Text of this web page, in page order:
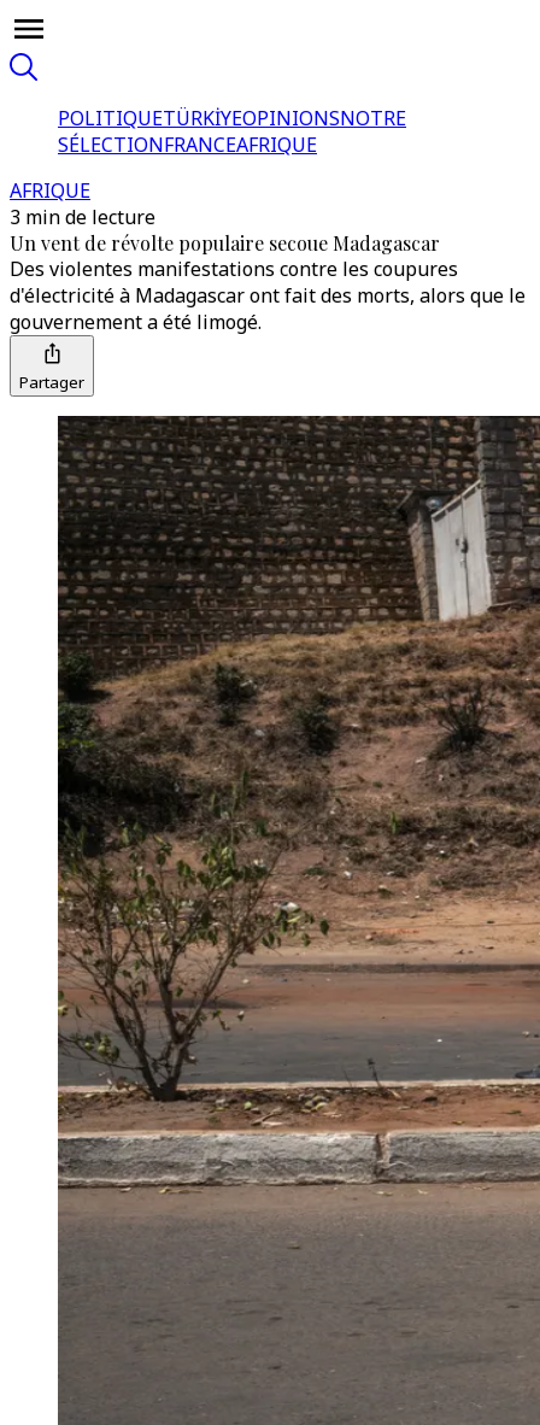
POLITIQUETÜRKİYEOPINIONSNOTRE
SÉLECTIONFRANCEAFRIQUE
AFRIQUE
3 min de lecture
Un vent de révolte populaire secoue Madagascar
Des violentes manifestations contre les coupures
d'électricité à Madagascar ont fait des morts, alors que le
gouvernement a été limogé.
Partager